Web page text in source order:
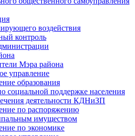
воздействия
контроль
Мэра района
управление
образования
социальной поддержке населения
деятельности КДНиЗП
по распоряжению
имуществом
по экономике